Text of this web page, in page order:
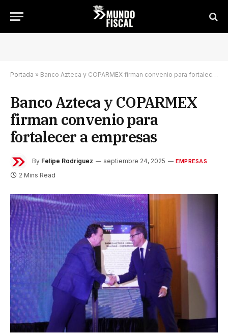
Portada » Banco Azteca y COPARMEX firman convenio para fortalecer a empresas
Banco Azteca y COPARMEX
firman convenio para
fortalecer a empresas
By Felipe Rodríguez septiembre 24, 2025 EMPRESAS
2 Mins Read